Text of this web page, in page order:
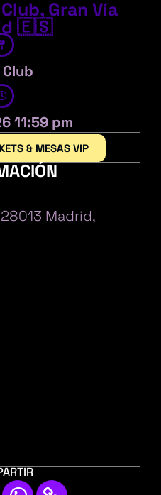
Gran Vía
🇪🇸
11:59 pm
& MESAS VIP
Madrid,